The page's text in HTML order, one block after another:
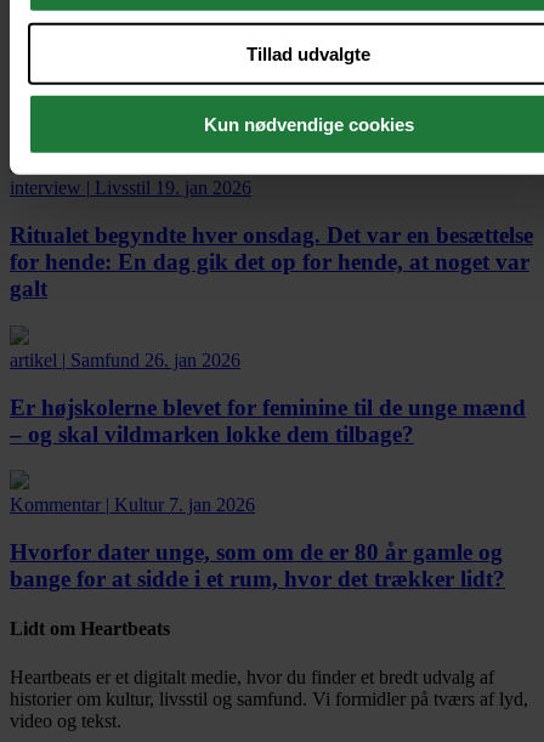
information.
Tillad udvalgte
Kun nødvendige cookies
Svend Brinkmann elsker ikke sig selv. Og det synes
han heller ikke, at du bør
interview | Livsstil 19. jan 2026
Ritualet begyndte hver onsdag. Det var en besættelse
for hende: En dag gik det op for hende, at noget var
galt
artikel | Samfund 26. jan 2026
Er højskolerne blevet for feminine til de unge mænd
– og skal vildmarken lokke dem tilbage?
Kommentar | Kultur 7. jan 2026
Hvorfor dater unge, som om de er 80 år gamle og
bange for at sidde i et rum, hvor det trækker lidt?
Lidt om Heartbeats
Heartbeats er et digitalt medie, hvor du finder et bredt udvalg af
historier om kultur, livsstil og samfund. Vi formidler på tværs af lyd,
video og tekst.